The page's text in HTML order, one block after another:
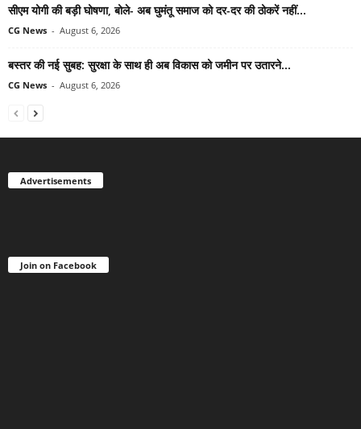
सीएम योगी की बड़ी घोषणा, बोले- अब घुमंतू समाज को दर-दर की ठोकरें नहीं...
CG News - August 6, 2026
बस्तर की नई सुबह: सुरक्षा के साथ ही अब विकास को जमीन पर उतारने...
CG News - August 6, 2026
Advertisements
Join on Facebook